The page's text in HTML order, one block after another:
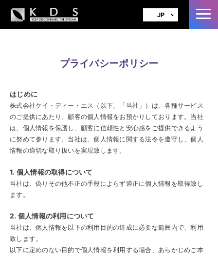
JP
EN
プライバシーポリシー
はじめに
株式会社ケイ・ディー・エス（以下、「当社」）は、各種サービス
のご提供にあたり、顧客の個人情報をお預かりしております。当社
は、個人情報を保護し、顧客に信頼性と安心感をご提供できるよう
に努めて参ります。当社は、個人情報に関する法令を遵守し、個人
情報の適切な取り扱いを実現致します。
1. 個人情報の取得について
当社は、偽りその他不正の手段によらず適正に個人情報を取得致し
ます。
2. 個人情報の利用について
当社は、個人情報を以下の利用目的の達成に必要な範囲内で、利用
致します。
以下に定めのない目的で個人情報を利用する場合、あらかじめご本